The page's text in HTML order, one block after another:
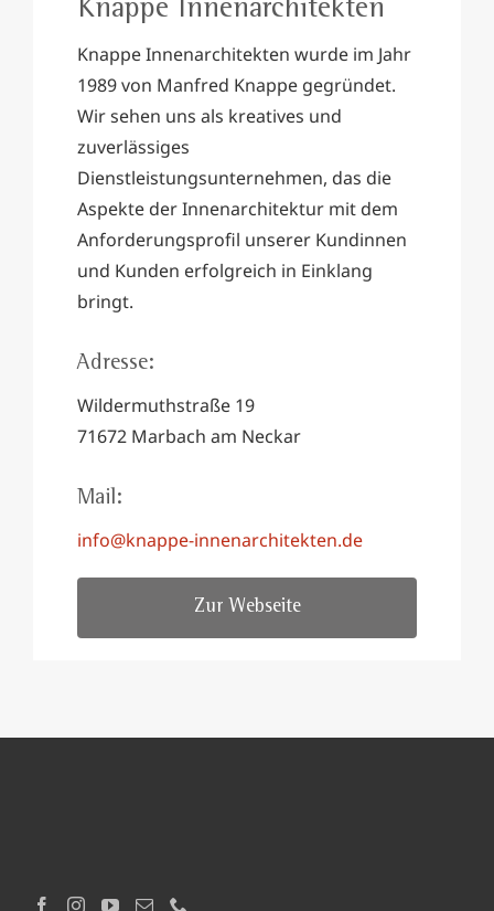
Knappe Innenarchitekten
Knappe Innenarchitekten wurde im Jahr
1989 von Manfred Knappe gegründet.
Wir sehen uns als kreatives und
zuverlässiges
Dienstleistungsunternehmen, das die
Aspekte der Innenarchitektur mit dem
Anforderungsprofil unserer Kundinnen
und Kunden erfolgreich in Einklang
bringt.
Adresse:
Wildermuthstraße 19
71672 Marbach am Neckar
Mail:
info@knappe-innenarchitekten.de
Zur Webseite